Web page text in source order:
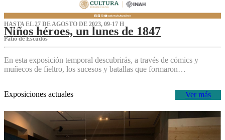
HASTA EL 27 DE AGOSTO DE 2023, 09-17 H
Niños héroes, un lunes de 1847
Patio de Escudos
En esta exposición temporal descubrirás, a través de cómics y
muñecos de fieltro, los sucesos y batallas que formaron…
Ver más
Exposiciones actuales